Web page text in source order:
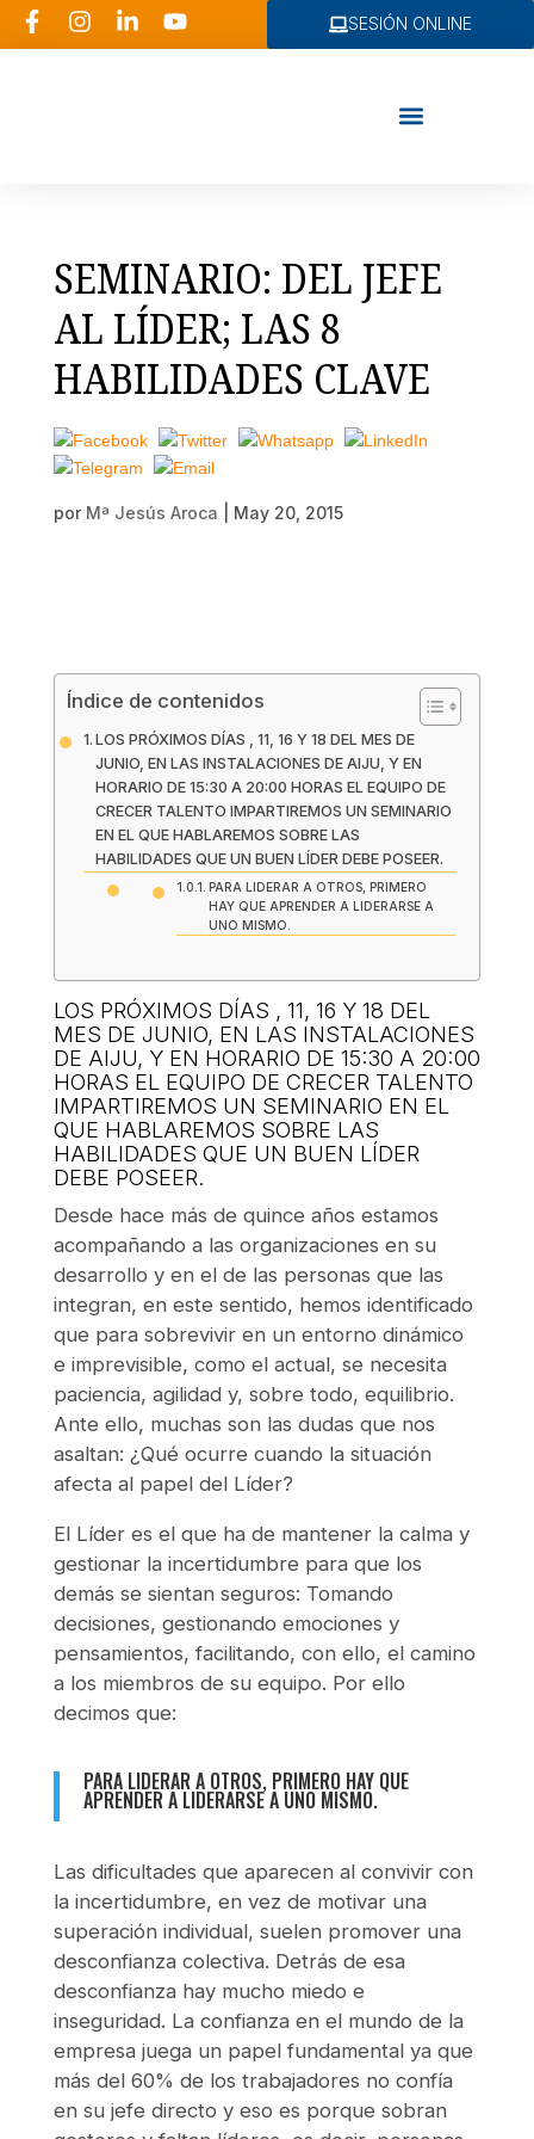
SESIÓN ONLINE
SEMINARIO: DEL JEFE
AL LÍDER; LAS 8
HABILIDADES CLAVE
por Mª Jesús Aroca May 20, 2015
Índice de contenidos
LOS PRÓXIMOS DÍAS , 11, 16 Y 18 DEL MES DE
JUNIO, EN LAS INSTALACIONES DE AIJU, Y EN
HORARIO DE 15:30 A 20:00 HORAS EL EQUIPO DE
CRECER TALENTO IMPARTIREMOS UN SEMINARIO
EN EL QUE HABLAREMOS SOBRE LAS
HABILIDADES QUE UN BUEN LÍDER DEBE POSEER.
PARA LIDERAR A OTROS, PRIMERO
HAY QUE APRENDER A LIDERARSE A
UNO MISMO.
LOS PRÓXIMOS DÍAS , 11, 16 Y 18 DEL
MES DE JUNIO, EN LAS INSTALACIONES
DE AIJU, Y EN HORARIO DE 15:30 A 20:00
HORAS EL EQUIPO DE CRECER TALENTO
IMPARTIREMOS UN SEMINARIO EN EL
QUE HABLAREMOS SOBRE LAS
HABILIDADES QUE UN BUEN LÍDER
DEBE POSEER.
Desde hace más de quince años estamos
acompañando a las organizaciones en su
desarrollo y en el de las personas que las
integran, en este sentido, hemos identificado
que para sobrevivir en un entorno dinámico
e imprevisible, como el actual, se necesita
paciencia, agilidad y, sobre todo, equilibrio.
Ante ello, muchas son las dudas que nos
asaltan: ¿Qué ocurre cuando la situación
afecta al papel del Líder?
El Líder es el que ha de mantener la calma y
gestionar la incertidumbre para que los
demás se sientan seguros: Tomando
decisiones, gestionando emociones y
pensamientos, facilitando, con ello, el camino
a los miembros de su equipo. Por ello
decimos que:
PARA LIDERAR A OTROS, PRIMERO HAY QUE
APRENDER A LIDERARSE A UNO MISMO.
Las dificultades que aparecen al convivir con
la incertidumbre, en vez de motivar una
superación individual, suelen promover una
desconfianza colectiva. Detrás de esa
desconfianza hay mucho miedo e
inseguridad. La confianza en el mundo de la
empresa juega un papel fundamental ya que
más del 60% de los trabajadores no confía
en su jefe directo y eso es porque sobran